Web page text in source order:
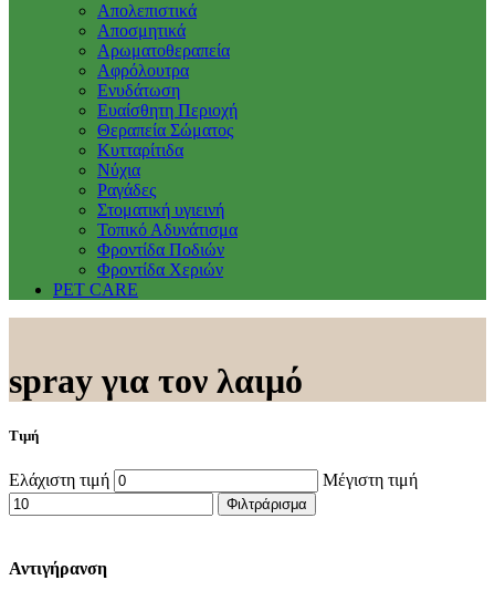
Απολεπιστικά
Αποσμητικά
Αρωματοθεραπεία
Αφρόλουτρα
Ενυδάτωση
Ευαίσθητη Περιοχή
Θεραπεία Σώματος
Κυτταρίτιδα
Νύχια
Ραγάδες
Στοματική υγιεινή
Τοπικό Αδυνάτισμα
Φροντίδα Ποδιών
Φροντίδα Χεριών
PET CARE
spray για τον λαιμό
Τιμή
Ελάχιστη τιμή Μέγιστη τιμή
Φιλτράρισμα
Αντιγήρανση